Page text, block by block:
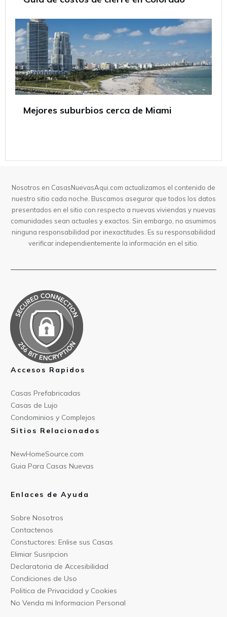
Mejores suburbios cerca de Miami
Nosotros en CasasNuevasAqui.com actualizamos el contenido de
nuestro sitio cada noche. Buscamos asegurar que todos los datos
presentados en el sitio con respecto a nuevas viviendas y nuevas
comunidades sean actuales y exactos. Sin embargo, no asumimos
ninguna responsabilidad por inexactitudes. Es su responsabilidad
verificar independientemente la información en el sitio.
Accesos Rapidos
Casas Prefabricadas
Casas de Lujo
Condominios y Complejos
Sitios Relacionados
NewHomeSource.com
Guia Para Casas Nuevas
Enlaces de Ayuda
Sobre Nosotros
Contactenos
Constuctores: Enlise sus Casas
Elimiar Susripcion
Declaratoria de Accesibilidad
Condiciones de Uso
Politica de Privacidad y Cookies
No Venda mi Informacion Personal